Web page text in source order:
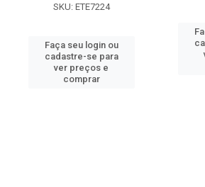
SKU: ETE7224
Faça seu login ou
cadastre-se para
ver preços e
comprar